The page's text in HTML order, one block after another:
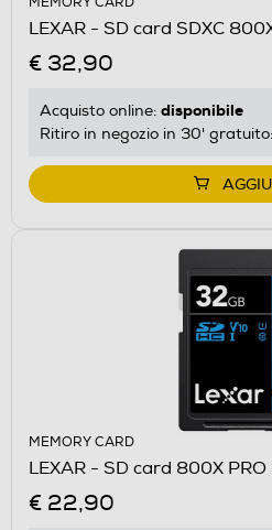
LEXAR - SD card SDXC
€ 32,90
Acquisto online: disponibile
Ritiro in negozio in 30' gratuito:
MEMORY CARD
LEXAR - SD card 800X
€ 22,90